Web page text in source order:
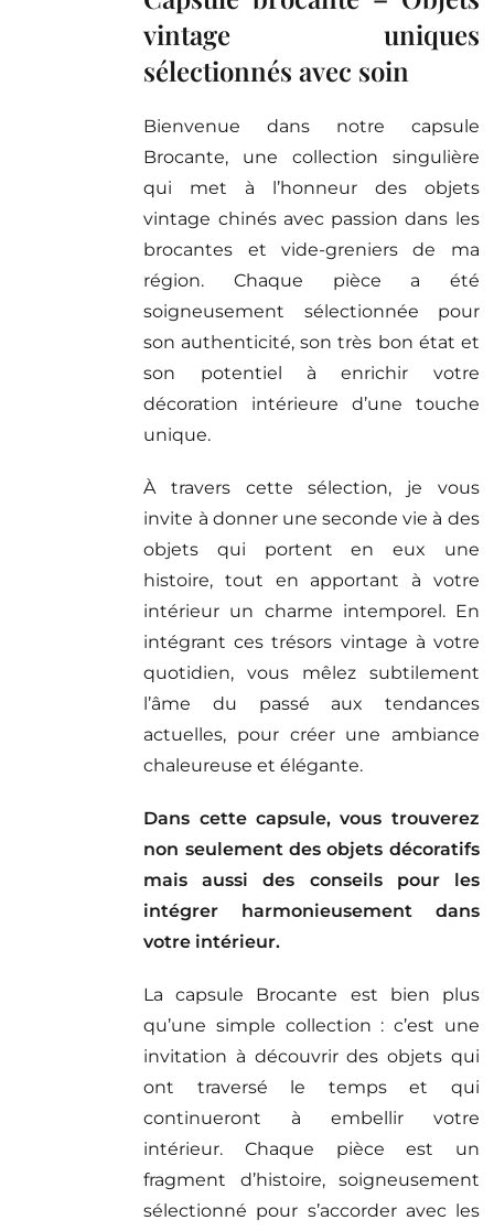
vintage uniques
sélectionnés avec soin
Bienvenue dans notre capsule
Brocante, une collection singulière
qui met à l’honneur des objets
vintage chinés avec passion dans les
brocantes et vide-greniers de ma
région. Chaque pièce a été
soigneusement sélectionnée pour
son authenticité, son très bon état et
son potentiel à enrichir votre
décoration intérieure d’une touche
unique.
À travers cette sélection, je vous
invite à donner une seconde vie à des
objets qui portent en eux une
histoire, tout en apportant à votre
intérieur un charme intemporel. En
intégrant ces trésors vintage à votre
quotidien, vous mêlez subtilement
l’âme du passé aux tendances
actuelles, pour créer une ambiance
chaleureuse et élégante.
Dans cette capsule, vous trouverez
non seulement des objets décoratifs
mais aussi des conseils pour les
intégrer harmonieusement dans
votre intérieur.
La capsule Brocante est bien plus
qu’une simple collection : c’est une
invitation à découvrir des objets qui
ont traversé le temps et qui
continueront à embellir votre
intérieur. Chaque pièce est un
fragment d’histoire, soigneusement
sélectionné pour s’accorder avec les